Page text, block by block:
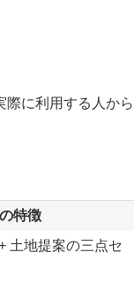
際に利用する人から
特徴
土地提案の三点セ